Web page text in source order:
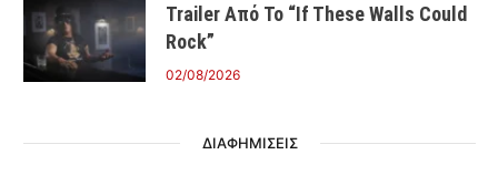
Trailer Από Το “If These Walls Could
Rock”
02/08/2026
ΔΙΑΦΗΜΙΣΕΙΣ